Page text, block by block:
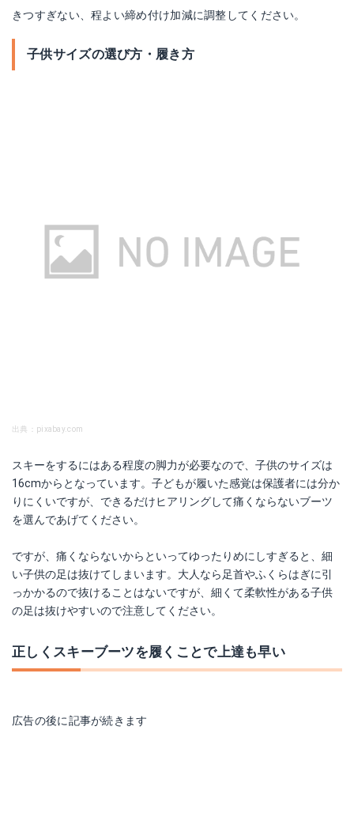
きつすぎない、程よい締め付け加減に調整してください。
子供サイズの選び方・履き方
出典：pixabay.com
スキーをするにはある程度の脚力が必要なので、子供のサイズは
16cmからとなっています。子どもが履いた感覚は保護者には分か
りにくいですが、できるだけヒアリングして痛くならないブーツ
を選んであげてください。
ですが、痛くならないからといってゆったりめにしすぎると、細
い子供の足は抜けてしまいます。大人なら足首やふくらはぎに引
っかかるので抜けることはないですが、細くて柔軟性がある子供
の足は抜けやすいので注意してください。
正しくスキーブーツを履くことで上達も早い
広告の後に記事が続きます